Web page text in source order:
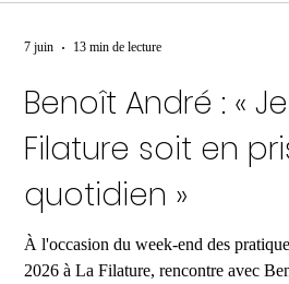
Archives Archives Archives
Pressemitteilung
Benoît André : «
Filature soit en
quotidien »
À l'occasion du week-end des
2026 à La Filature, rencontre avec
7 juin 13 min de lecture